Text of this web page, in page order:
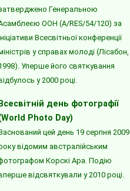
Генеральною
ООН (A/RES/54/120) за
Всесвітньої конференції
у справах молоді (Лісабон,
Уперше його святкування
у 2000 році.
Всесвітній день фотографії
Photo Day)
цей день 19 серпня 2009
відомим австралійським
Корскі Ара. Подію
відсвяткували у 2010 році.